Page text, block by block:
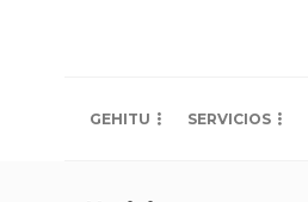
GEHITU SERVICIOS